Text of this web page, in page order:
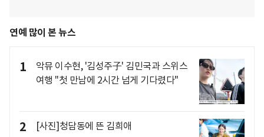
연예 많이 본 뉴스
1
악뮤 이수현, '김성주子' 김민국과 스위스
여행 "첫 만남에 2시간 넘게 기다렸다"
2 [사진]청담동에 뜬 김희애